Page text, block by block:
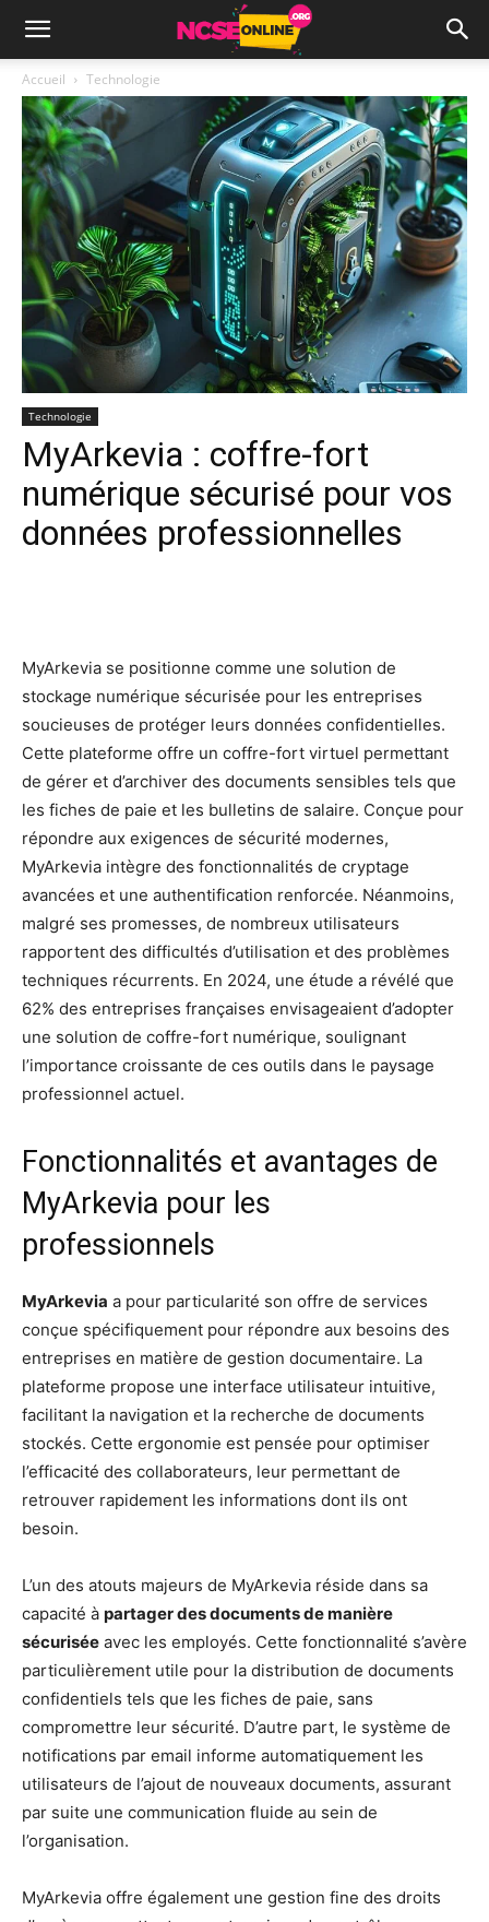
Accueil Technologie
Technologie
MyArkevia : coffre-fort
numérique sécurisé pour vos
données professionnelles
MyArkevia se positionne comme une solution de
stockage numérique sécurisée pour les entreprises
soucieuses de protéger leurs données confidentielles.
Cette plateforme offre un coffre-fort virtuel permettant
de gérer et d’archiver des documents sensibles tels que
les fiches de paie et les bulletins de salaire. Conçue pour
répondre aux exigences de sécurité modernes,
MyArkevia intègre des fonctionnalités de cryptage
avancées et une authentification renforcée. Néanmoins,
malgré ses promesses, de nombreux utilisateurs
rapportent des difficultés d’utilisation et des problèmes
techniques récurrents. En 2024, une étude a révélé que
62% des entreprises françaises envisageaient d’adopter
une solution de coffre-fort numérique, soulignant
l’importance croissante de ces outils dans le paysage
professionnel actuel.
Fonctionnalités et avantages de
MyArkevia pour les
professionnels
MyArkevia a pour particularité son offre de services
conçue spécifiquement pour répondre aux besoins des
entreprises en matière de gestion documentaire. La
plateforme propose une interface utilisateur intuitive,
facilitant la navigation et la recherche de documents
stockés. Cette ergonomie est pensée pour optimiser
l’efficacité des collaborateurs, leur permettant de
retrouver rapidement les informations dont ils ont
besoin.
L’un des atouts majeurs de MyArkevia réside dans sa
capacité à partager des documents de manière
sécurisée avec les employés. Cette fonctionnalité s’avère
particulièrement utile pour la distribution de documents
confidentiels tels que les fiches de paie, sans
compromettre leur sécurité. D’autre part, le système de
notifications par email informe automatiquement les
utilisateurs de l’ajout de nouveaux documents, assurant
par suite une communication fluide au sein de
l’organisation.
MyArkevia offre également une gestion fine des droits